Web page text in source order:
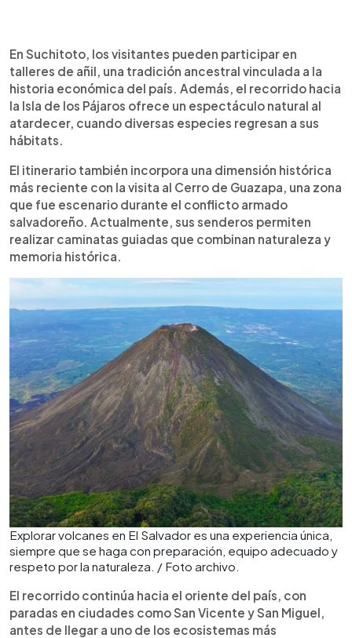
En Suchitoto, los visitantes pueden participar en
talleres de añil, una tradición ancestral vinculada a la
historia económica del país. Además, el recorrido hacia
la Isla de los Pájaros ofrece un espectáculo natural al
atardecer, cuando diversas especies regresan a sus
hábitats.
El itinerario también incorpora una dimensión histórica
más reciente con la visita al Cerro de Guazapa, una zona
que fue escenario durante el conflicto armado
salvadoreño. Actualmente, sus senderos permiten
realizar caminatas guiadas que combinan naturaleza y
memoria histórica.
Explorar volcanes en El Salvador es una experiencia única,
siempre que se haga con preparación, equipo adecuado y
respeto por la naturaleza. / Foto archivo.
El recorrido continúa hacia el oriente del país, con
paradas en ciudades como San Vicente y San Miguel,
antes de llegar a uno de los ecosistemas más